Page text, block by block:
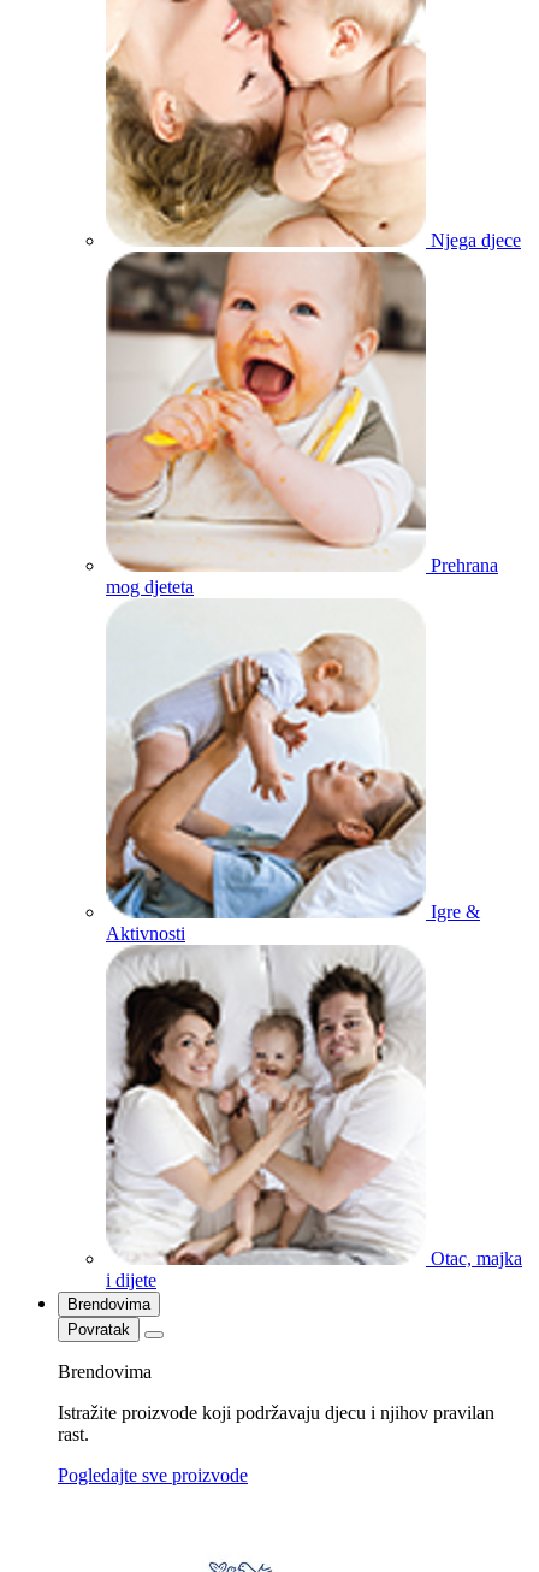
Njega djece
Prehrana
mog djeteta
Igre &
Aktivnosti
Otac, majka
i dijete
Brendovima
Povratak
Brendovima
Istražite proizvode koji podržavaju djecu i njihov pravilan
rast.
Pogledajte sve proizvode